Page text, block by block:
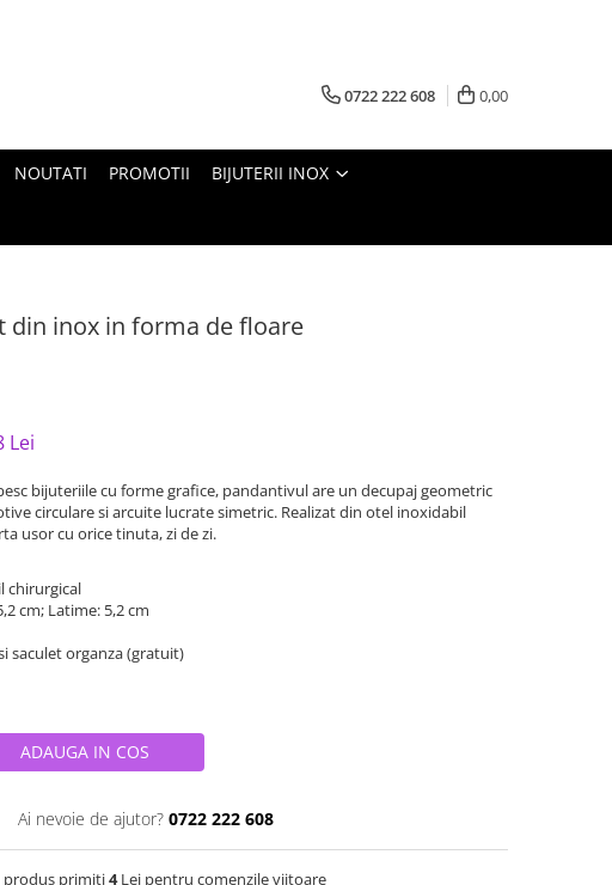
0722 222 608 0,00
NOUTATI PROMOTII BIJUTERII INOX
din inox in forma de floare
Lei
bijuteriile cu forme grafice, pandantivul are un decupaj geometric
circulare si arcuite lucrate simetric. Realizat din otel inoxidabil
usor cu orice tinuta, zi de zi.
chirurgical
cm; Latime: 5,2 cm
saculet organza (gratuit)
ADAUGA IN COS
Ai nevoie de ajutor? 0722 222 608
produs primiti4Lei pentru comenzile viitoare